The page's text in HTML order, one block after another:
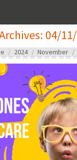
04/
are here:
2024 November